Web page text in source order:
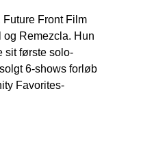
Future Front Film
og Remezcla. Hun
sit første solo-
6-shows forløb
Favorites-